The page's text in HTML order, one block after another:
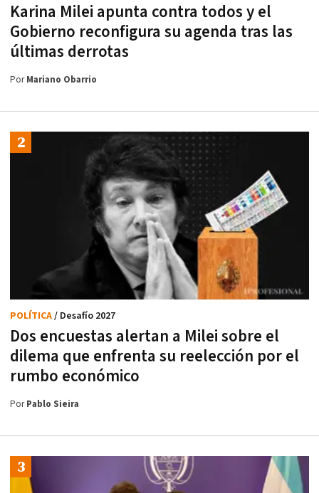
Karina Milei apunta contra todos y el
Gobierno reconfigura su agenda tras las
últimas derrotas
PorMariano Obarrio
Dos encuestas alertan a Milei sobre el
dilema que enfrenta su reelección por el
rumbo económico
POLÍTICA/ Desafío 2027
PorPablo Sieira